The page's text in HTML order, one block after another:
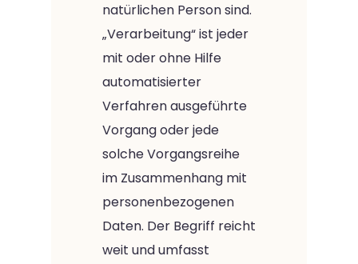
natürlichen Person sind.
„Verarbeitung“ ist jeder
mit oder ohne Hilfe
automatisierter
Verfahren ausgeführte
Vorgang oder jede
solche Vorgangsreihe
im Zusammenhang mit
personenbezogenen
Daten. Der Begriff reicht
weit und umfasst